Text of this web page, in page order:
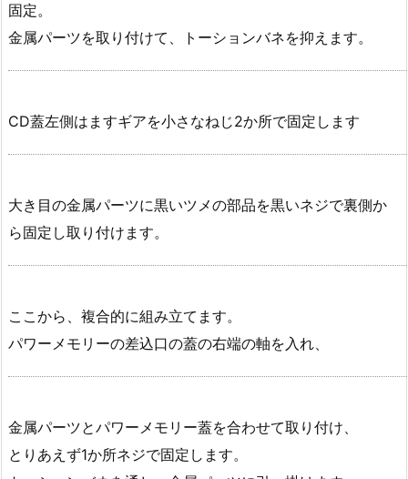
固定。
金属パーツを取り付けて、トーションバネを抑えます。
CD蓋左側はますギアを小さなねじ2か所で固定します
大き目の金属パーツに黒いツメの部品を黒いネジで裏側か
ら固定し取り付けます。
ここから、複合的に組み立てます。
パワーメモリーの差込口の蓋の右端の軸を入れ、
金属パーツとパワーメモリー蓋を合わせて取り付け、
とりあえず1か所ネジで固定します。